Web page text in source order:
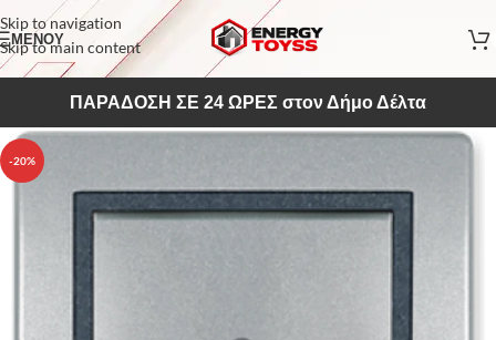
Skip to navigation
Skip to main content
ΜΕΝΟΥ
ΠΑΡΑΔΟΣΗ ΣΕ 24 ΩΡΕΣ στον Δήμο Δέλτα
-20%